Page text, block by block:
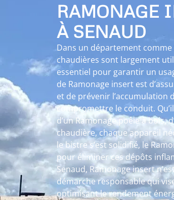
RAMONAGE
À SENAUD
Dans un département
chaudières sont largement
essentiel pour garantir un
de Ramonage insert est
et de prévenir
compromettre le conduit. Qu’il
d’un Ramonage poêle à bois,
chaudière, chaque appareil
le bistre s’est solidifié, le
pour éliminer ces dépôts
Senaud, Ramonage insert
démarche responsable qui
optimisant le rendement